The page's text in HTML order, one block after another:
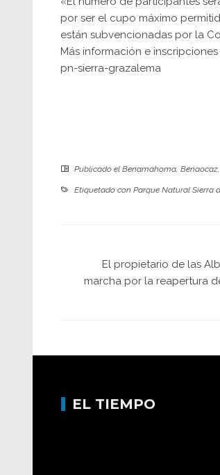
por ser el cupo máximo
están subvencionadas por la
Más información e inscripciones
pn-sierra-grazalema
Publicado el Benamahoma, Benaocaz,
Etiquetado con Parque Natural Sierra
El propietario de las
marcha por la reapertura
EL TIEMPO